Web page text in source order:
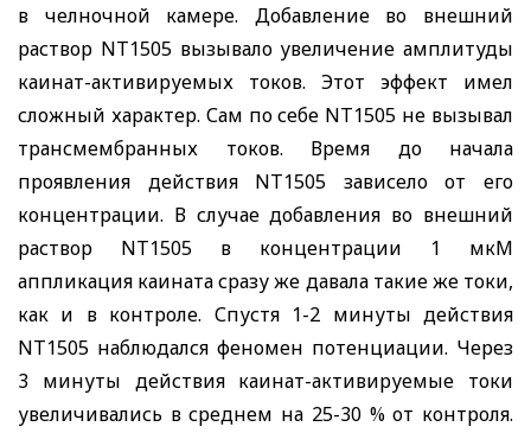
в челночной камере. Добавление во внешний
раствор NT1505 вызывало увеличение амплитуды
каинат-активируемых токов. Этот эффект имел
сложный характер. Сам по себе NT1505 не вызывал
трансмембранных токов. Время до начала
проявления действия NT1505 зависело от его
концентрации. В случае добавления во внешний
раствор NT1505 в концентрации 1 мкМ
аппликация каината сразу же давала такие же токи,
как и в контроле. Спустя 1-2 минуты действия
NT1505 наблюдался феномен потенциации. Через
3 минуты действия каинат-активируемые токи
увеличивались в среднем на 25-30 % от контроля.